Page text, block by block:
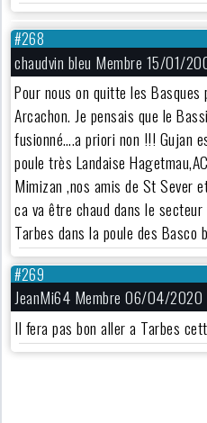
#268
chaudvin bleu Membre 15/01/
Pour nous on quitte les
Arcachon. Je pensais que le
fusionné….a priori non !!! Gujan
poule très Landaise
Mimizan ,nos amis de St Sever
ca va être chaud dans le
Tarbes dans la poule des Basco
#269
JeanMi64 Membre 06/04/2020
Il fera pas bon aller a Tarbes